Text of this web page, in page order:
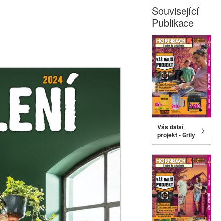
Související
Publikace
Váš další
projekt - Grily